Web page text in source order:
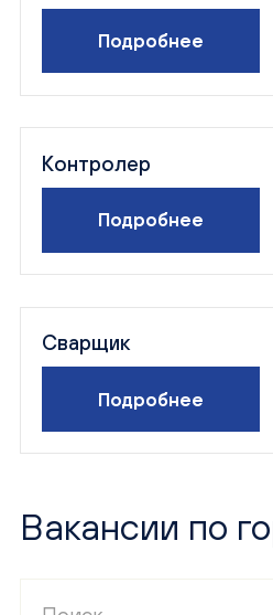
Подробнее
Контролер
Подробнее
Сварщик
Подробнее
Вакансии по